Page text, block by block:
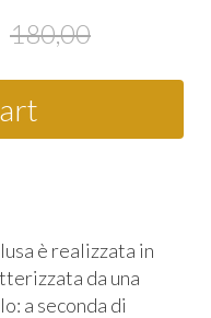
180,00
è realizzata in
da una
a seconda di